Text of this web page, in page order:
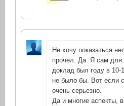
Не хочу показаться
прочел. Да. Я сам для
доклад был году в 10-
не было бы. Вот если
очень серьезно.
Да и многие аспекты,